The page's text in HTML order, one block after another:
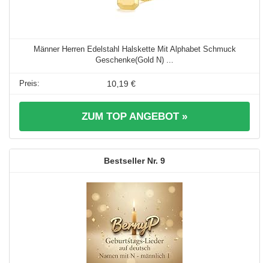
Männer Herren Edelstahl Halskette Mit Alphabet Schmuck
Geschenke(Gold N) ...
10,19 €
ZUM TOP ANGEBOT »
9